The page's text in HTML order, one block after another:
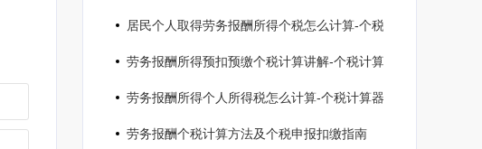
居民个人取得劳务报酬所得个税怎么计算-个税计算器2025
劳务报酬所得预扣预缴个税计算讲解-个税计算器
劳务报酬所得个人所得税怎么计算-个税计算器2024
劳务报酬个税计算方法及个税申报扣缴指南